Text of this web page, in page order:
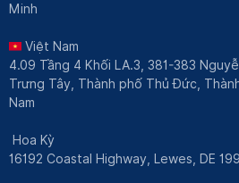
Minh
Việt Nam
4.09 Tầng 4 Khối LA.3, 381-383
Trưng Tây, Thành phố Thủ Đức,
Nam
Hoa Kỳ
16192 Coastal Highway, Lewes, DE